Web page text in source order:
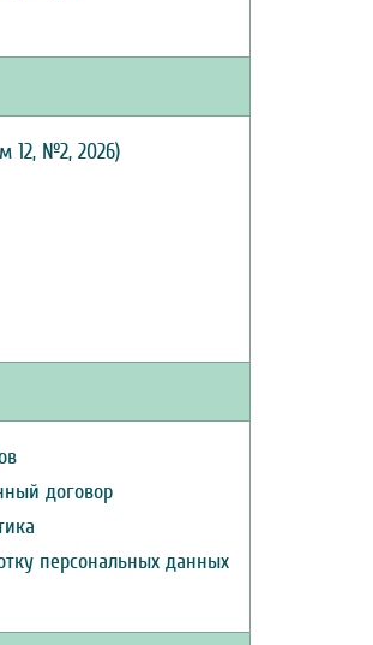
12, №2, 2026)
договор
персональных данных